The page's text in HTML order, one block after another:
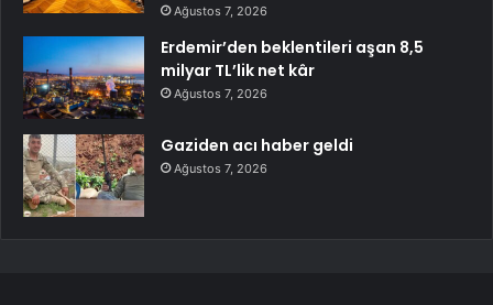
Ağustos 7, 2026
Erdemir’den beklentileri aşan 8,5
milyar TL’lik net kâr
Ağustos 7, 2026
Gaziden acı haber geldi
Ağustos 7, 2026